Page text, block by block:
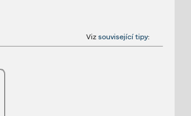
Vizsouvisející tipy: